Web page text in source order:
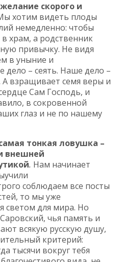
скорого и
хотим видеть плоды
немедленно: чтобы
храм, а родственник
привычку. Не видя
в уныние и
дело – сеять. Наше дело –
взращивает семя веры и
Сам Господь, и
в сокровенной
глаз и не по нашему
тонкая ловушка –
внешней
. Нам начинает
соблюдаем все посты
то мы уже
светом для мира. Но
чья память и
всякую русскую душу,
критерий:
тысячи вокруг тебя